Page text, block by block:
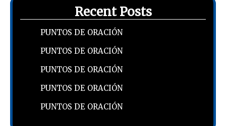
Recent Posts
PUNTOS DE ORACIÓN
PUNTOS DE ORACIÓN
PUNTOS DE ORACIÓN
PUNTOS DE ORACIÓN
PUNTOS DE ORACIÓN